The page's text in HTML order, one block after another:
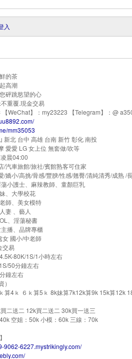
入
的茶
高潮
砰跳慾望的心
不重覆.現金交易
【WeChat】：my23223 【Telegram】：@
mm35053
新北 台中 高雄 台南 新竹 彰化 南投
愛愛 LG 女上位 無套做/吹等
晨04:00
/汽車旅館/旅社/賓館熟客可住家
/嬌小/高挑/骨感/豐腴/性感/翹臀/清純清秀/成熟 /
小護士、麻辣教師、童顏巨乳
、大學校花
師、美女模特
妻 、藝人
、淫蕩秘書
播、品牌專櫃
女 國小/中老師
交易
80K/1S/1小時左右
50分鐘左右
鐘左右
）
算4ｋ ６ｋ算5ｋ 8k妹算7k12k算9k 15k算12k
二送二 12k買二送二 30k買一送三
空姐：50k 小模：60k 三線：70k
9062-6227.mystrikingly.com/